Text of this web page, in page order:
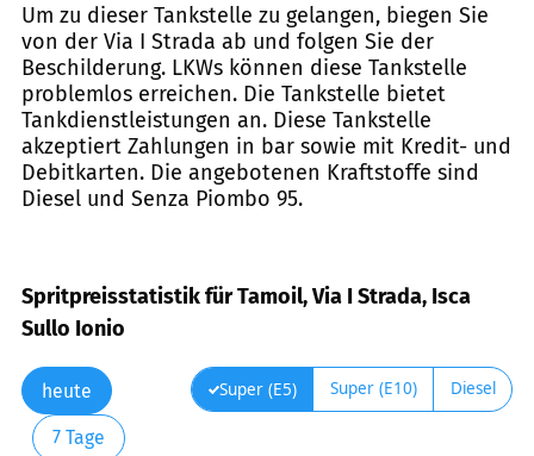
Um zu dieser Tankstelle zu gelangen, biegen Sie
von der Via I Strada ab und folgen Sie der
Beschilderung. LKWs können diese Tankstelle
problemlos erreichen. Die Tankstelle bietet
Tankdienstleistungen an. Diese Tankstelle
akzeptiert Zahlungen in bar sowie mit Kredit- und
Debitkarten. Die angebotenen Kraftstoffe sind
Diesel und Senza Piombo 95.
Spritpreisstatistik für Tamoil, Via I Strada, Isca
Sullo Ionio
heute
7 Tage
Super (E5) Super (E10) Diesel